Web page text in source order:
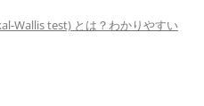
Wallis test) とは？わかりやすい